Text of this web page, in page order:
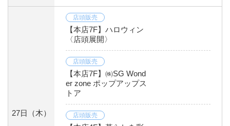
27日 （木）
店頭販売
【本店7F】ハロウィン
〈店頭展開〉
店頭販売
【本店7F】㈱SG Wond
er zone ポップアップス
トア
店頭販売